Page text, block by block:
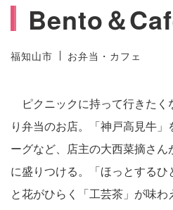
Bento＆
福知山市 お弁当・カフェ
ピクニックに持って行きたく
り弁当のお店。「神戸高見牛
ーグなど、店主の大西菜摘さ
に盛りつける。「ほっとする
と花がひらく「工芸茶」が味わ